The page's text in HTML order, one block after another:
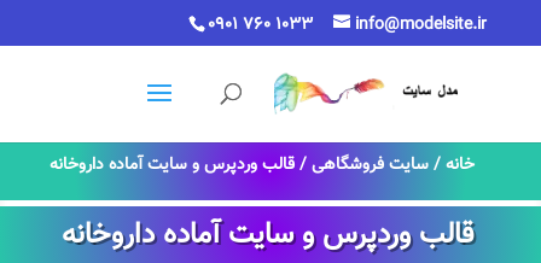
0901 760 1033 info@modelsite.ir
خانه/سایت فروشگاهی/ قالب وردپرس و سایت آماده داروخانه
قالب وردپرس و سایت آماده داروخانه